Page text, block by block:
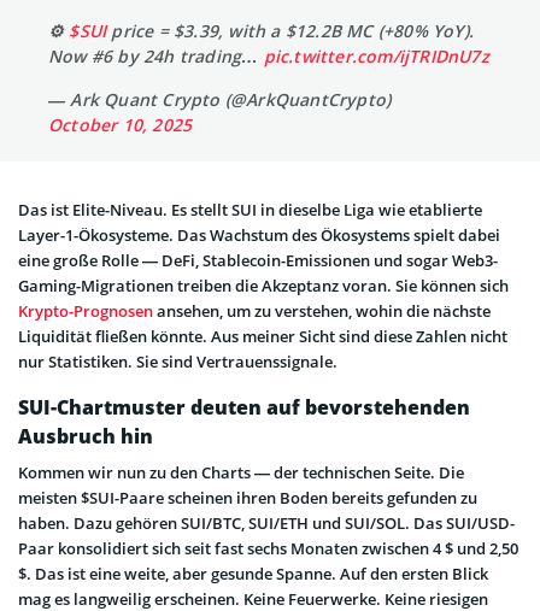
⚙️ $SUIprice = $3.39, with a $12.2B MC (+80% YoY).
Now #6 by 24h trading… pic.twitter.com/ijTRIDnU7z
— Ark Quant Crypto (@ArkQuantCrypto)
October 10, 2025
Das ist Elite-Niveau. Es stellt SUI in dieselbe Liga wie etablierte
Layer-1-Ökosysteme. Das Wachstum des Ökosystems spielt dabei
eine große Rolle — DeFi, Stablecoin-Emissionen und sogar Web3-
Gaming-Migrationen treiben die Akzeptanz voran. Sie können sich
Krypto-Prognosenansehen, um zu verstehen, wohin die nächste
Liquidität fließen könnte. Aus meiner Sicht sind diese Zahlen nicht
nur Statistiken. Sie sind Vertrauenssignale.
SUI-Chartmuster deuten auf bevorstehenden
Ausbruch hin
Kommen wir nun zu den Charts — der technischen Seite. Die
meisten $SUI-Paare scheinen ihren Boden bereits gefunden zu
haben. Dazu gehören SUI/BTC, SUI/ETH und SUI/SOL. Das SUI/USD-
Paar konsolidiert sich seit fast sechs Monaten zwischen 4 $ und 2,50
$. Das ist eine weite, aber gesunde Spanne. Auf den ersten Blick
mag es langweilig erscheinen. Keine Feuerwerke. Keine riesigen